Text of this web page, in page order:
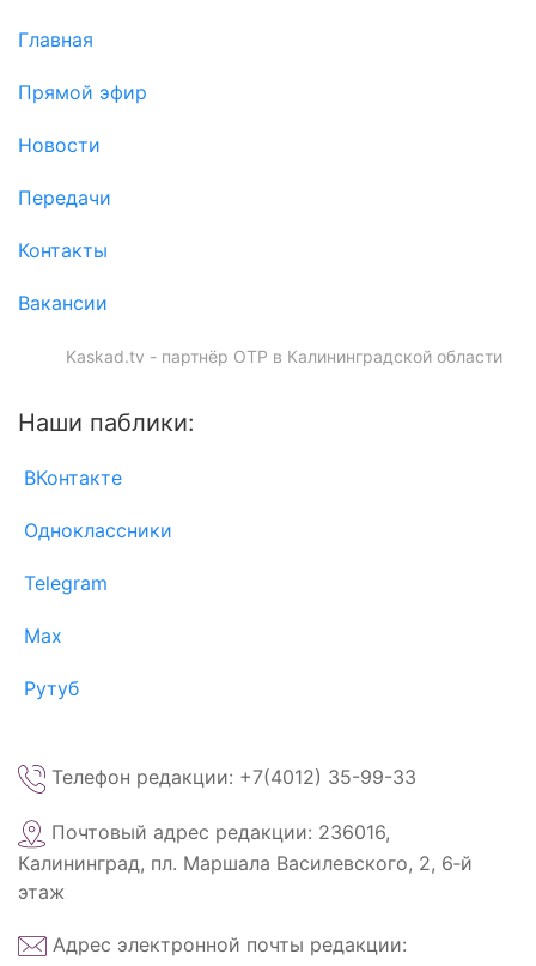
Главная
Прямой эфир
Новости
Передачи
Контакты
Вакансии
Kaskad.tv - партнёр ОТР в Калининградской области
Наши паблики:
ВКонтакте
Одноклассники
Telegram
Max
Рутуб
Телефон редакции: +7(4012) 35-99-33
Почтовый адрес редакции: 236016,
Калининград, пл. Маршала Василевского, 2, 6‑й
этаж
Адрес электронной почты редакции: